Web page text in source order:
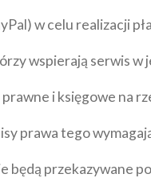
w celu realizacji
wspierają serwis
i księgowe na
prawa tego
będą przekazywane